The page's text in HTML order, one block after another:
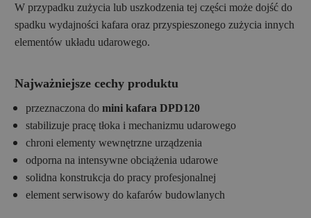
W przypadku zużycia lub uszkodzenia tej części może dojść do
spadku wydajności kafara oraz przyspieszonego zużycia innych
elementów układu udarowego.
Najważniejsze cechy produktu
przeznaczona do mini kafara DPD120
stabilizuje pracę tłoka i mechanizmu udarowego
chroni elementy wewnętrzne urządzenia
odporna na intensywne obciążenia udarowe
solidna konstrukcja do pracy profesjonalnej
element serwisowy do kafarów budowlanych